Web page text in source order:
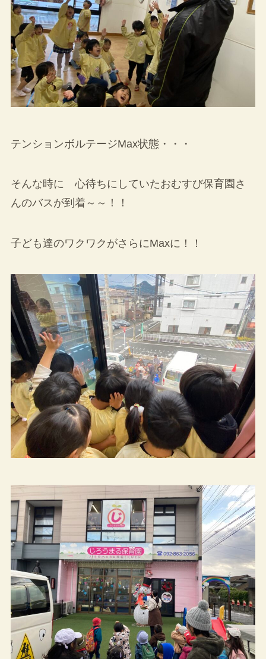
テンションボルテージMax状態・・・
そんな時に 心待ちにしていたおむすび保育園さ
んのバスが到着～～！！
子ども達のワクワクがさらにMaxに！！